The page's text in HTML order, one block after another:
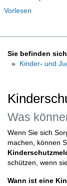
Vorlesen
Sie befinden
Kinder- und
Was
Wenn Sie sich
machen, können
schützen, wenn
Wann ist eine